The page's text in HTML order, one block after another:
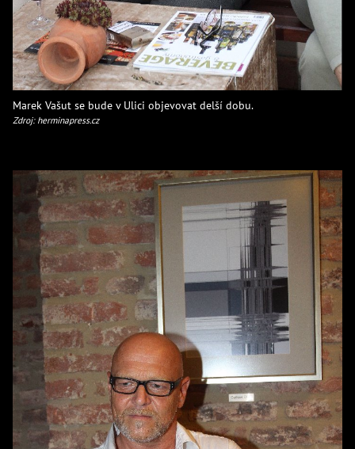
Marek Vašut se bude v Ulici objevovat delší dobu.
Zdroj: herminapress.cz